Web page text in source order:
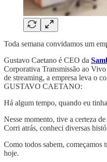
Toda semana convidamos um
Gustavo Caetano é CEO da
Corporativa Transmissão ao
de streaming, a empresa leva o
GUSTAVO CAETANO:
Há algum tempo, quando eu
Nesse momento, tive a certeza
Corri atrás, conheci diversas
Como todos sabem, começamos
hoje.